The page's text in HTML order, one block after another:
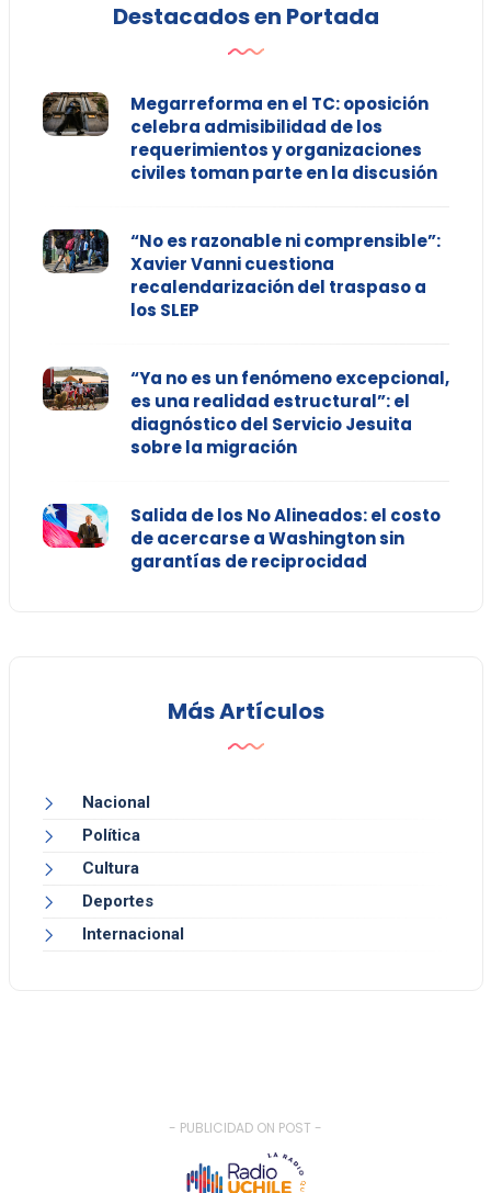
Destacados en Portada
Megarreforma en el TC: oposición
celebra admisibilidad de los
requerimientos y organizaciones
civiles toman parte en la discusión
“No es razonable ni comprensible”:
Xavier Vanni cuestiona
recalendarización del traspaso a
los SLEP
“Ya no es un fenómeno excepcional,
es una realidad estructural”: el
diagnóstico del Servicio Jesuita
sobre la migración
Salida de los No Alineados: el costo
de acercarse a Washington sin
garantías de reciprocidad
Más Artículos
Nacional
Política
Cultura
Deportes
Internacional
- PUBLICIDAD ON POST -